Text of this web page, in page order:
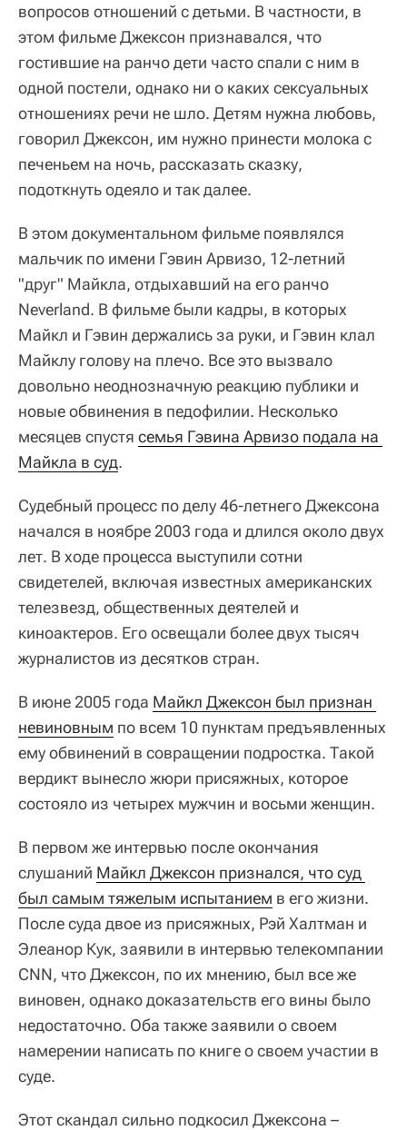
вопросов отношений с детьми. В частности, в
этом фильме Джексон признавался, что
гостившие на ранчо дети часто спали с ним в
одной постели, однако ни о каких сексуальных
отношениях речи не шло. Детям нужна любовь,
говорил Джексон, им нужно принести молока с
печеньем на ночь, рассказать сказку,
подоткнуть одеяло и так далее.
В этом документальном фильме появлялся
мальчик по имени Гэвин Арвизо, 12-летний
"друг" Майкла, отдыхавший на его ранчо
Neverland. В фильме были кадры, в которых
Майкл и Гэвин держались за руки, и Гэвин клал
Майклу голову на плечо. Все это вызвало
довольно неоднозначную реакцию публики и
новые обвинения в педофилии. Несколько
месяцев спустя семья Гэвина Арвизо подала на
Майкла в суд.
Судебный процесс по делу 46-летнего Джексона
начался в ноябре 2003 года и длился около двух
лет. В ходе процесса выступили сотни
свидетелей, включая известных американских
телезвезд, общественных деятелей и
киноактеров. Его освещали более двух тысяч
журналистов из десятков стран.
В июне 2005 года Майкл Джексон был признан
невиновным по всем 10 пунктам предъявленных
ему обвинений в совращении подростка. Такой
вердикт вынесло жюри присяжных, которое
состояло из четырех мужчин и восьми женщин.
В первом же интервью после окончания
слушаний Майкл Джексон признался, что суд
был самым тяжелым испытанием в его жизни.
После суда двое из присяжных, Рэй Халтман и
Элеанор Кук, заявили в интервью телекомпании
CNN, что Джексон, по их мнению, был все же
виновен, однако доказательств его вины было
недостаточно. Оба также заявили о своем
намерении написать по книге о своем участии в
суде.
Этот скандал сильно подкосил Джексона –